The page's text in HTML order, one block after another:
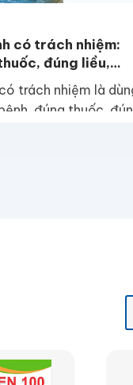
có trách nhiệm:
đúng liều,
trách nhiệm là
đúng thuốc, đúng